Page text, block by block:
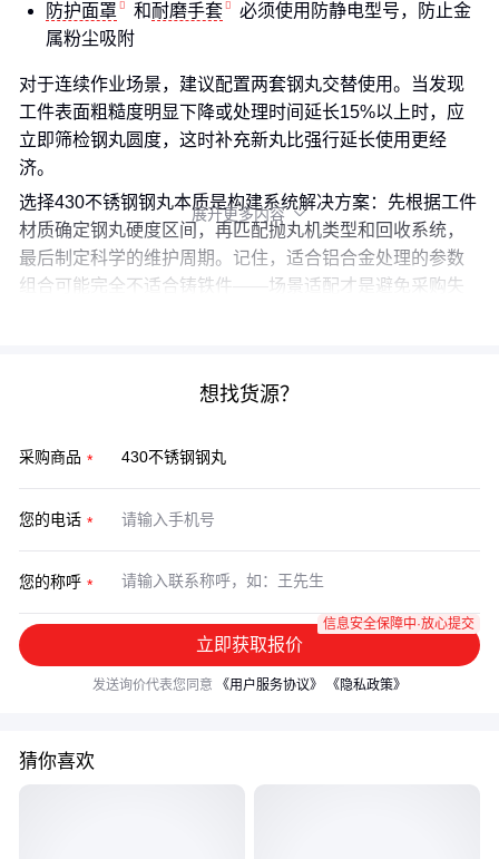
防护面罩
和耐磨手套
必须使用防静电型号，防止金
属粉尘吸附
对于连续作业场景，建议配置两套钢丸交替使用。当发现
工件表面粗糙度明显下降或处理时间延长15%以上时，应
立即筛检钢丸圆度，这时补充新丸比强行延长使用更经
济。
选择430不锈钢钢丸本质是构建系统解决方案：先根据工件
材质确定钢丸硬度区间，再匹配抛丸机类型和回收系统，
最后制定科学的维护周期。记住，适合铝合金处理的参数
组合可能完全不适合铸铁件——场景适配才是避免采购失
展开更多内容 
想找货源？
采购商品
您的电话
您的称呼
立即获取报价
信息安全保障中·放心提交
发送询价代表您同意 《用户服务协议》 《隐私政策》
猜你喜欢